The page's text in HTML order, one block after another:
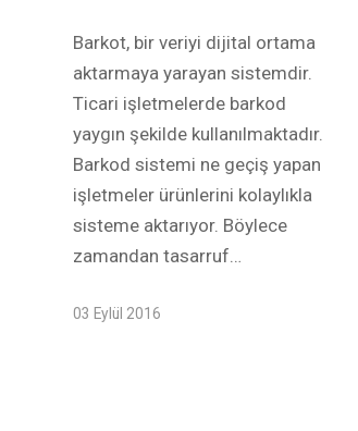
Barkot, bir veriyi dijital ortama
aktarmaya yarayan sistemdir.
Ticari işletmelerde barkod
yaygın şekilde kullanılmaktadır.
Barkod sistemi ne geçiş yapan
işletmeler ürünlerini kolaylıkla
sisteme aktarıyor. Böylece
zamandan tasarruf…
03 Eylül 2016